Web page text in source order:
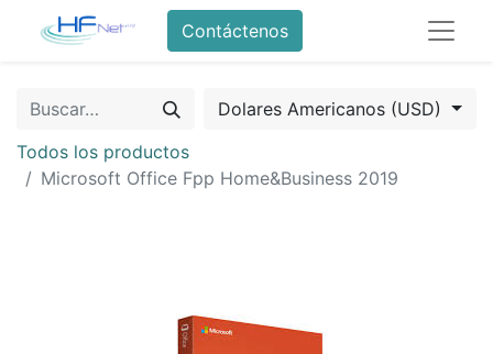
Contáctenos
Dolares Americanos (USD)
Todos los productos
Microsoft Office Fpp Home&Business 2019